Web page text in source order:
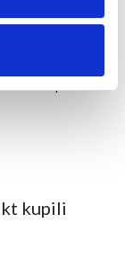
kupili